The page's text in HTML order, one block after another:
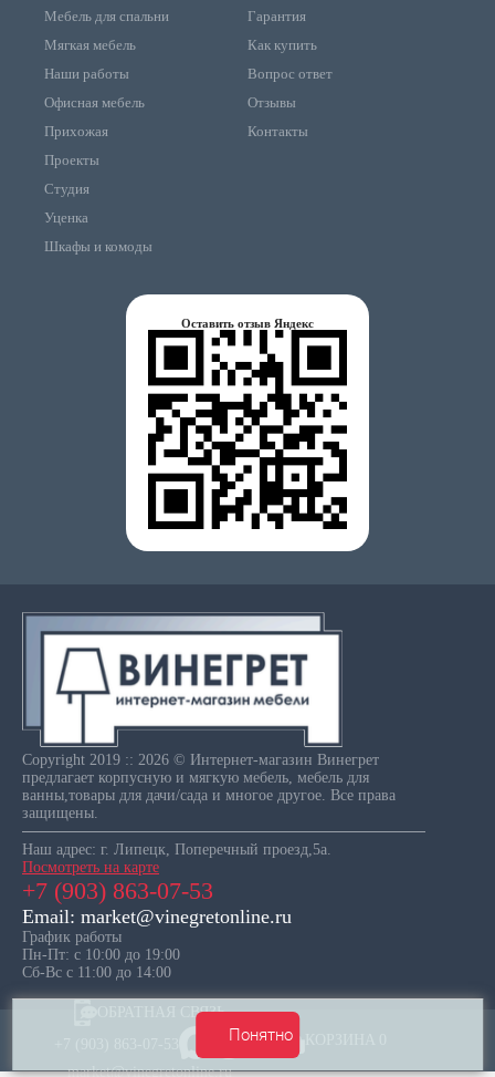
Понятно
Мебель для спальни
Мягкая мебель
Наши работы
Офисная мебель
Прихожая
Проекты
Студия
Уценка
Шкафы и комоды
Гарантия
Как купить
Вопрос ответ
Отзывы
Контакты
Оставить отзыв Яндекс
Copyright 2019 :: 2026 © Интернет-магазин Винегрет
предлагает корпусную и мягкую мебель, мебель для
ванны,товары для дачи/сада и многое другое. Все права
защищены.
Наш адрес: г. Липецк, Поперечный проезд,5а.
Посмотреть на карте
+7 (903) 863-07-53
Email: market@vinegretonline.ru
График работы
Пн-Пт: с 10:00 до 19:00
Сб-Вс с 11:00 до 14:00
ОБРАТНАЯ СВЯЗЬ
market@vinegretonline.ru